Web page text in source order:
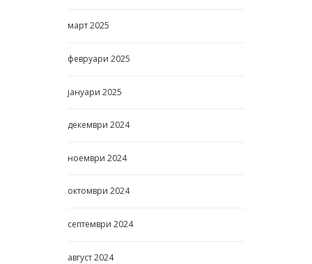
март2025
февруари 2025
јануари 2025
декември 2024
ноември 2024
октомври 2024
септември 2024
август2024